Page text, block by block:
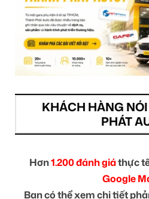
KHÁCH HÀNG
PHÁT
Hơn1.200 đánh giáthực
Google
Bạn có thể xem chi tiết